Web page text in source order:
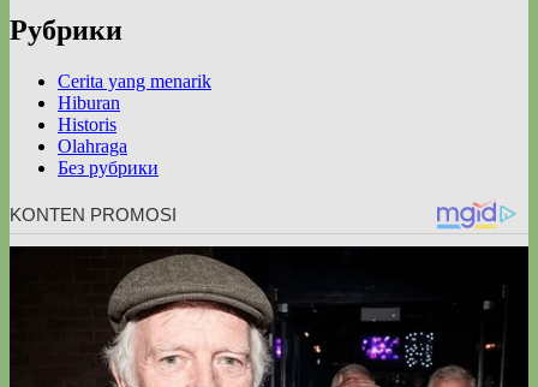
Рубрики
Cerita yang menarik
Hiburan
Historis
Olahraga
Без рубрики